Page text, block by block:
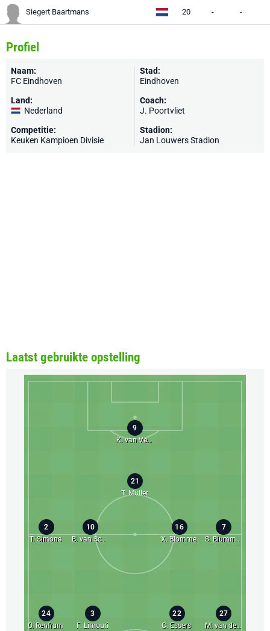
Siegert Baartmans 20 - -
Profiel
Naam:
FC Eindhoven
Land:
Nederland
Competitie:
Keuken Kampioen Divisie
Stad:
Eindhoven
Coach:
J. Poortvliet
Stadion:
Jan Louwers Stadion
Laatst gebruikte opstelling
27
M. van de Wetering
24
O. Renfrum
16
X. Blomme
22
C. Essers
3
F. Limouri
7
S. Blummel
10
B. van Schuppen
9
K. van Veen
21
T. Muller
2
T. Simons